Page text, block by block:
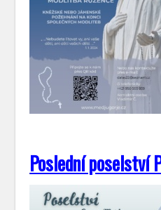
Poslední poselství